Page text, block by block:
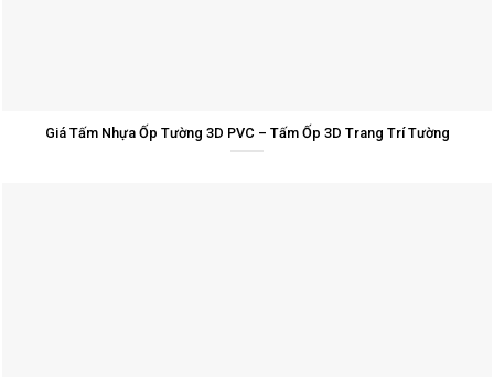
Giá Tấm Nhựa Ốp Tường 3D PVC – Tấm Ốp 3D Trang Trí Tường